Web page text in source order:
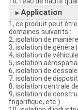
►Application
1, ce produit peut
domaines suivants :
2, isolation de manière
3, isolation de
4, isolation de
5, isolation
6, isolation de
7, isolation de
8, isolation centrale
9, isolation de
frigorifique, etc.)